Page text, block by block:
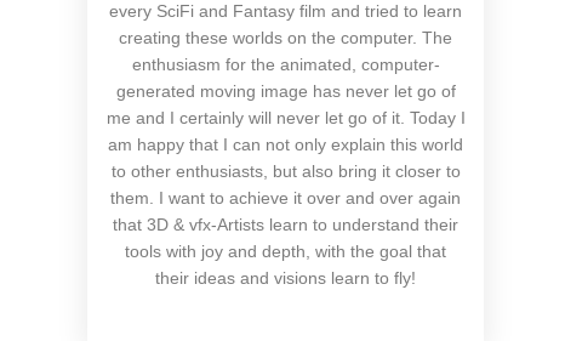
every SciFi and Fantasy film and tried to learn
creating these worlds on the computer. The
enthusiasm for the animated, computer-
generated moving image has never let go of
me and I certainly will never let go of it. Today I
am happy that I can not only explain this world
to other enthusiasts, but also bring it closer to
them. I want to achieve it over and over again
that 3D & vfx-Artists learn to understand their
tools with joy and depth, with the goal that
their ideas and visions learn to fly!